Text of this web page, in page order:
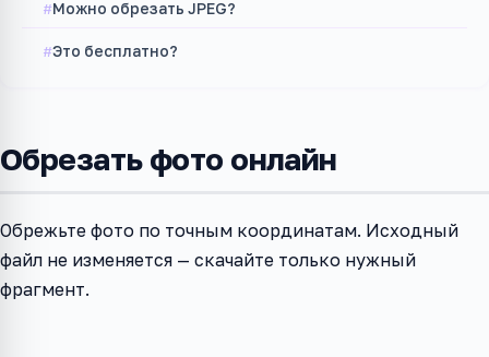
Можно обрезать JPEG?
Это бесплатно?
Обрезать фото онлайн
Обрежьте фото по точным координатам. Исходный
файл не изменяется — скачайте только нужный
фрагмент.